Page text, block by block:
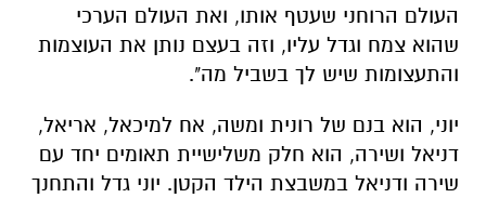
העולם הרוחני שעטף אותו, ואת העולם הערכי
שהוא צמח וגדל עליו, וזה בעצם נותן את העוצמות
והתעצומות שיש לך בשביל מה".
יוני, הוא בנם של רונית ומשה, אח למיכאל, אריאל,
דניאל ושירה, הוא חלק משלישיית תאומים יחד עם
שירה ודניאל במשבצת הילד הקטן. יוני גדל והתחנך